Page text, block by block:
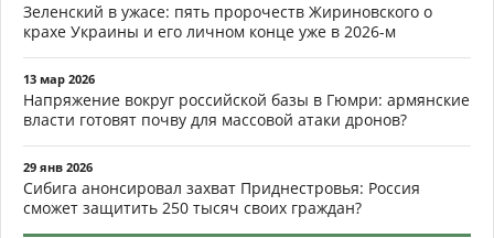
Зеленский в ужасе: пять пророчеств Жириновского о
крахе Украины и его личном конце уже в 2026-м
13 мар 2026
Напряжение вокруг российской базы в Гюмри: армянские
власти готовят почву для массовой атаки дронов?
29 янв 2026
Сибига анонсировал захват Приднестровья: Россия
сможет защитить 250 тысяч своих граждан?